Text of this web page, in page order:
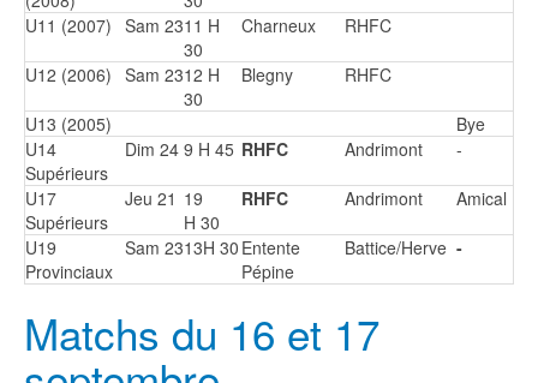
U11 (2007) Sam 2311 H
30
Charneux RHFC
U12 (2006) Sam 2312 H
30
Blegny RHFC
U13 (2005)
Bye
U14
Supérieurs
Dim 24 9 H 45 RHFC Andrimont -
U17
Supérieurs
Jeu 21 19
H 30
RHFC Andrimont Amical
U19
Provinciaux
Sam 2313H 30 Entente
Pépine
Battice/Herve -
Matchs du 16 et 17